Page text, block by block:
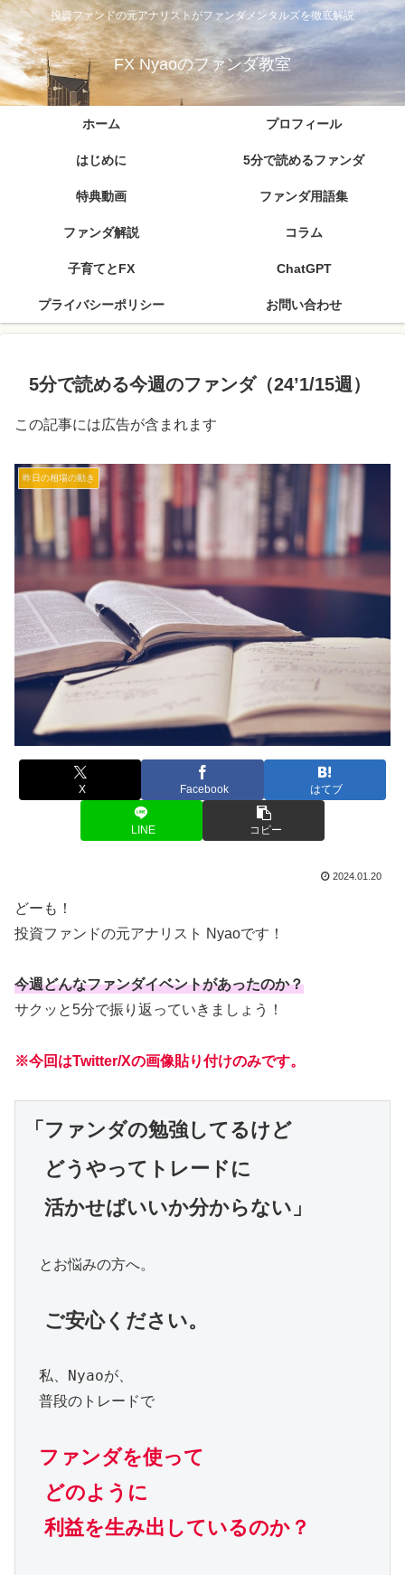
投資ファンドの元アナリストがファンダメンタルズを徹底解説
FX Nyaoのファンダ教室
ホーム プロフィール
はじめに 5分で読めるファンダ
特典動画 ファンダ用語集
ファンダ解説 コラム
子育てとFX ChatGPT
プライバシーポリシー お問い合わせ
5分で読める今週のファンダ（24’1/15週）
この記事には広告が含まれます
昨日の相場の動き
X Facebook はてブ
LINE コピー
2024.01.20
どーも！
投資ファンドの元アナリスト Nyaoです！
今週どんなファンダイベントがあったのか？
サクッと5分で振り返っていきましょう！
※今回はTwitter/Xの画像貼り付けのみです。
「ファンダの勉強してるけど
どうやってトレードに
活かせばいいか分からない」
とお悩みの方へ。
ご安心ください。
私、Nyaoが、
普段のトレードで
ファンダを使って
どのように
利益を生み出しているのか？